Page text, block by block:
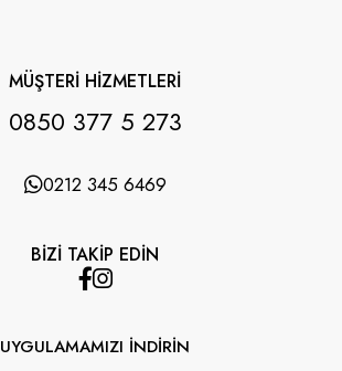
MÜŞTERİ HİZMETLERİ
0850 377 5 273
0212 345 6469
BİZİ TAKİP EDİN
UYGULAMAMIZI İNDİRİN